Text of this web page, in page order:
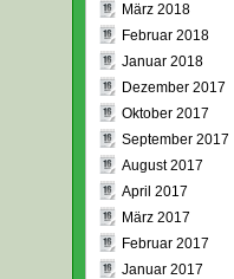
März 2018
Februar 2018
Januar 2018
Dezember 2017
Oktober 2017
September 2017
August 2017
April 2017
März 2017
Februar 2017
Januar 2017